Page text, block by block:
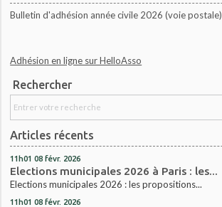
Bulletin d'adhésion année civile 2026 (voie postale)
Adhésion en ligne sur HelloAsso
Rechercher
Articles récents
11h01 08 févr. 2026
Elections municipales 2026 à Paris : les...
Elections municipales 2026 : les propositions...
11h01 08 févr. 2026